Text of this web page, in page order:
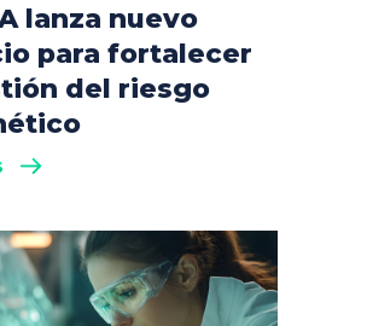
lanza nuevo
para fortalecer
del riesgo